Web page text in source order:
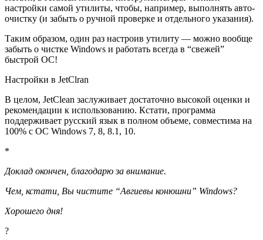
настройки самой утилиты, чтобы, например, выполнять авто-
очистку (и забыть о ручной проверке и отдельного указания).
Таким образом, один раз настроив утилиту — можно вообще
забыть о чистке Windows и работать всегда в “свежей”
быстрой ОС!
Настройки в JetClran
В целом, JetClean заслуживает достаточно высокой оценки и
рекомендации к использованию. Кстати, программа
поддерживает русский язык в полном объеме, совместима на
100% с ОС Windows 7, 8, 8.1, 10.
*
Доклад окончен, благодарю за внимание.
Чем, кстати, Вы чистите “Авгиевы конюшни” Windows?
Хорошего дня!
?